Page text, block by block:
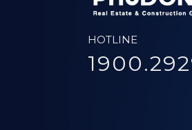
HOTLINE